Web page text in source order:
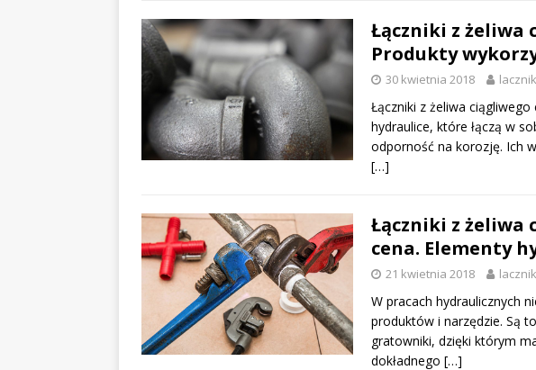
Łączniki z żeliwa
Produkty
30 kwietnia 2018
Łączniki z żeliwa
hydraulice, które łączą w
odporność na korozję. Ich
[…]
Łączniki z żeliwa
cena. Elementy
21 kwietnia 2018
W pracach hydraulicznych
produktów i narzędzie. Są
gratowniki, dzięki którym
dokładnego […]